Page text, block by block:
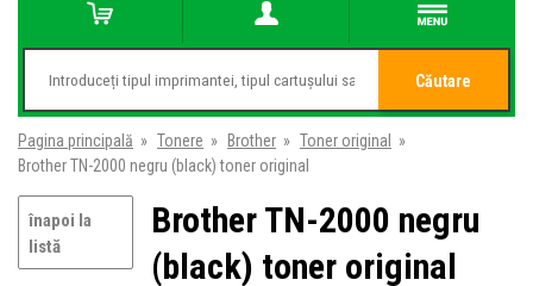
Căutare
Pagina principală » Tonere » Brother » Toner original
»
Brother TN-2000 negru (black) toner original
înapoi la
listă
Brother TN-2000 negru
(black) toner original